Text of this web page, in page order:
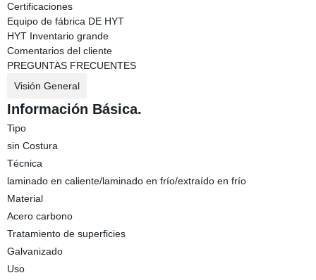
Certificaciones
Equipo de fábrica DE HYT
HYT Inventario grande
Comentarios del cliente
PREGUNTAS FRECUENTES
Visión General
Información Básica.
Tipo
sin Costura
Técnica
laminado en caliente/laminado en frío/extraído en frío
Material
Acero carbono
Tratamiento de superficies
Galvanizado
Uso